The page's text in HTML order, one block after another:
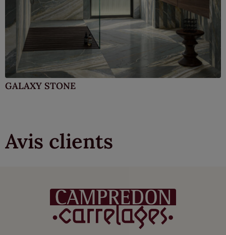
GALAXY STONE
Avis clients